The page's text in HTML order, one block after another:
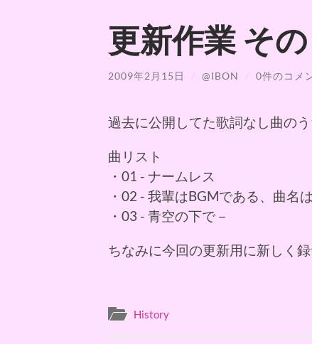
更新作業 その
2009年2月15日 / @IBON / 0件のコメ
過去に公開してた歌詞なし曲の
曲リスト
・01 - ナームレス
・02 - 我輩はBGMである、曲名
・03 - 青空の下で－
ちなみに今回の更新用に新しく録
History